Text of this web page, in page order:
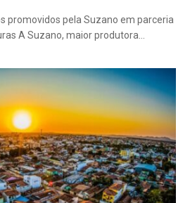
promovidos pela Suzano em parceria
A Suzano, maior produtora…